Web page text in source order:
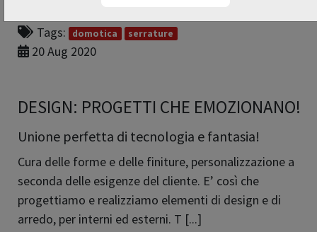
Tags:
domotica serrature
20 Aug 2020
DESIGN: PROGETTI CHE EMOZIONANO!
Unione perfetta di tecnologia e fantasia!
Cura delle forme e delle finiture, personalizzazione a
seconda delle esigenze del cliente. E’ così che
progettiamo e realizziamo elementi di design e di
arredo, per interni ed esterni. T [...]